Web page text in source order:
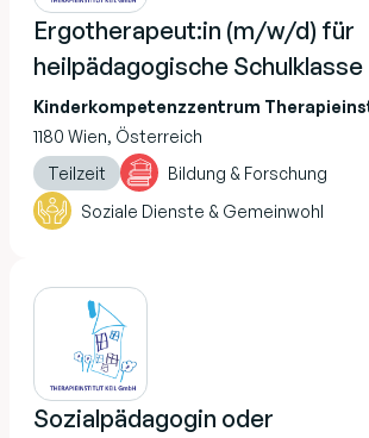
Ergotherapeut:in (m/w/d) für
heilpädagogische Schulklasse
Kinderkompetenzzentrum
1180 Wien, Österreich
Teilzeit
Bildung & Forschung
Soziale Dienste & Gemeinwohl
Sozialpädagogin oder